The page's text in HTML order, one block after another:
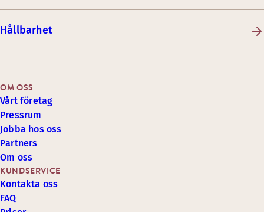
Hållbarhet
KUNDSERVICE
Kontakta oss
FAQ
OM OSS
Vårt företag
Pressrum
Jobba hos oss
Partners
Om oss